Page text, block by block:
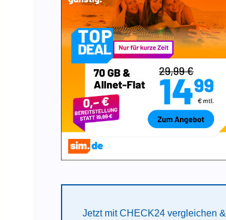
Jetzt mit CHECK24 vergleichen &